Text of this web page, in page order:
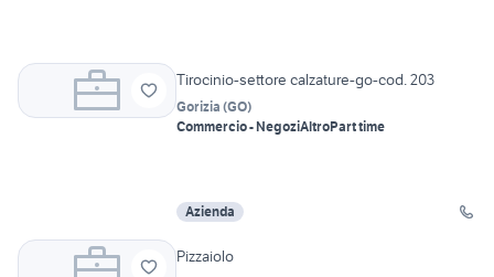
Tirocinio-settore calzature-go-cod. 203
Gorizia (GO)
Commercio - NegoziAltroPart time
Azienda
Pizzaiolo